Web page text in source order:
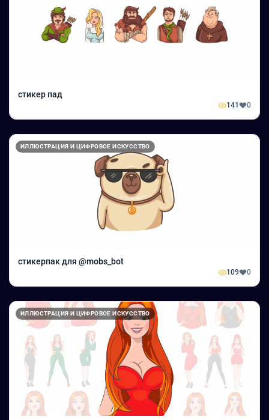
стикер пад
141 0
ИЛЛЮСТРАЦИЯ И ЦИФРОВОЕ ИСКУССТВО
стикерпак для @mobs_bot
109 0
ИЛЛЮСТРАЦИЯ И ЦИФРОВОЕ ИСКУССТВО